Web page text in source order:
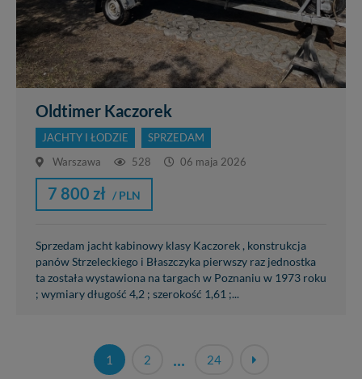
Oldtimer Kaczorek
JACHTY I ŁODZIE
SPRZEDAM
Warszawa
528 06 maja 2026
7 800 zł / PLN
Sprzedam jacht kabinowy klasy Kaczorek , konstrukcja
panów Strzeleckiego i Błaszczyka pierwszy raz jednostka
ta została wystawiona na targach w Poznaniu w 1973 roku
; wymiary długość 4,2 ; szerokość 1,61 ;...
1 2 ... 24